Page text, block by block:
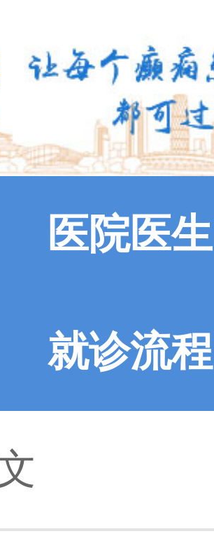
医院医生
就诊流程